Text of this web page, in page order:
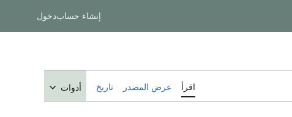
إنشاء حسابدخول
اقرأ عرض المصدر تاريخ أدوات